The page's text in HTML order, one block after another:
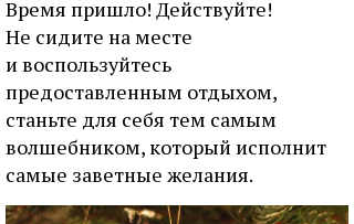
Время пришло! Действуйте!
Не сидите на месте
и воспользуйтесь
предоставленным отдыхом,
станьте для себя тем самым
волшебником, который исполнит
самые заветные желания.